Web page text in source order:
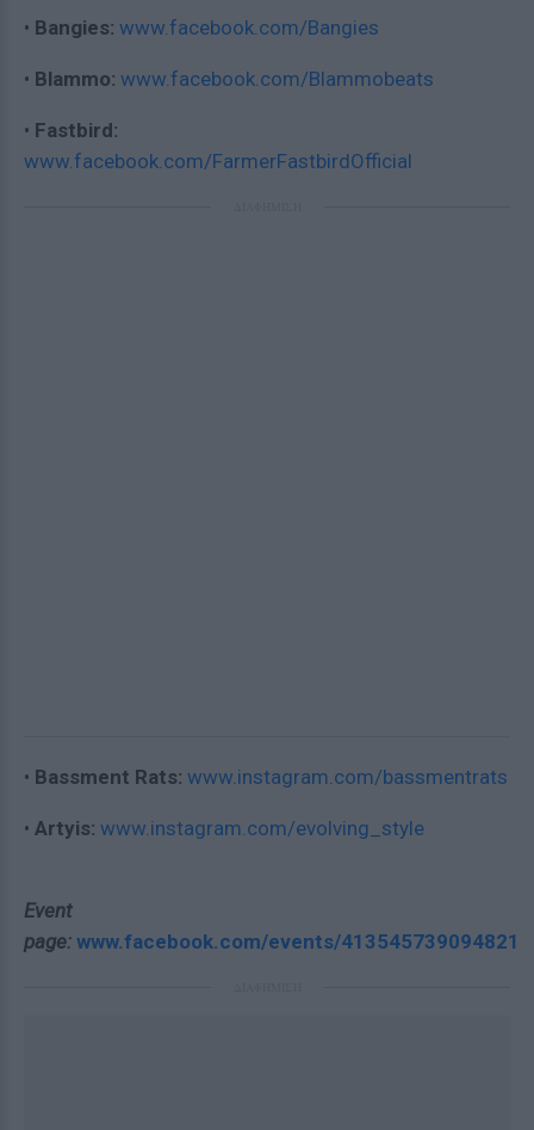
• Bangies: www.facebook.com/Bangies
• Blammo: www.facebook.com/Blammobeats
• Fastbird:
www.facebook.com/FarmerFastbirdOfficial
• Bassment Rats: www.instagram.com/bassmentrats
• Artyis: www.instagram.com/evolving_style
Event
page: www.facebook.com/events/413545739094821